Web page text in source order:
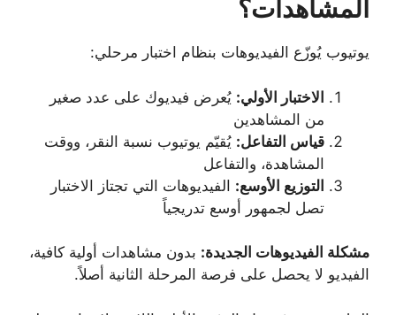
المشاهدات؟
يوتيوب يُوزّع الفيديوهات بنظام اختبار مرحلي:
الاختبار الأولي:يُعرض فيديوك على عدد صغير
من المشاهدين
قياس التفاعل:يُقيّم يوتيوب نسبة النقر، ووقت
المشاهدة، والتفاعل
التوزيع الأوسع:الفيديوهات التي تجتاز الاختبار
تصل لجمهور أوسع تدريجياً
مشكلة الفيديوهات الجديدة:بدون مشاهدات أولية كافية،
الفيديو لا يحصل على فرصة المرحلة الثانية أصلاً.